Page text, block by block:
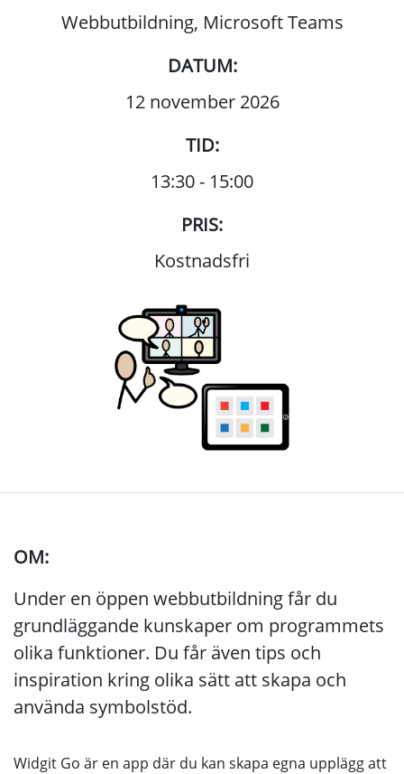
Webbutbildning, Microsoft Teams
DATUM:
12 november 2026
TID:
13:30 - 15:00
PRIS:
Kostnadsfri
OM:
Under en öppen webbutbildning får du
grundläggande kunskaper om programmets
olika funktioner. Du får även tips och
inspiration kring olika sätt att skapa och
använda symbolstöd.
Widgit Go är en app där du kan skapa egna upplägg att